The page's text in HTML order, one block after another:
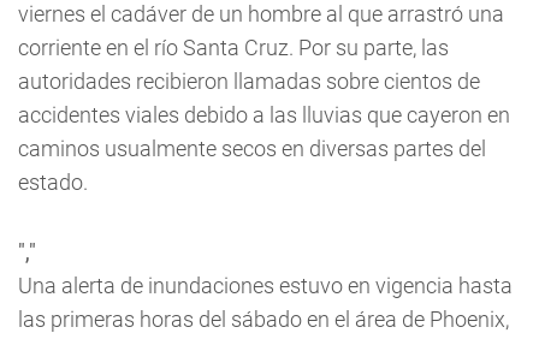
viernes el cadáver de un hombre al que arrastró una
corriente en el río Santa Cruz. Por su parte, las
autoridades recibieron llamadas sobre cientos de
accidentes viales debido a las lluvias que cayeron en
caminos usualmente secos en diversas partes del
estado.
","
Una alerta de inundaciones estuvo en vigencia hasta
las primeras horas del sábado en el área de Phoenix,